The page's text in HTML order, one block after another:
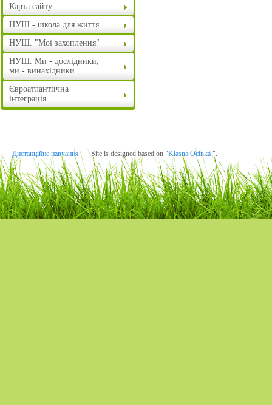
Карта сайту
НУШ - школа для життя.
НУШ. "Мої захоплення"
НУШ. Ми - дослідники,
ми - винахідники
Євроатлантична
інтеграція
Дистанційне навчання Site is designed based on "Klasna Ocinka".